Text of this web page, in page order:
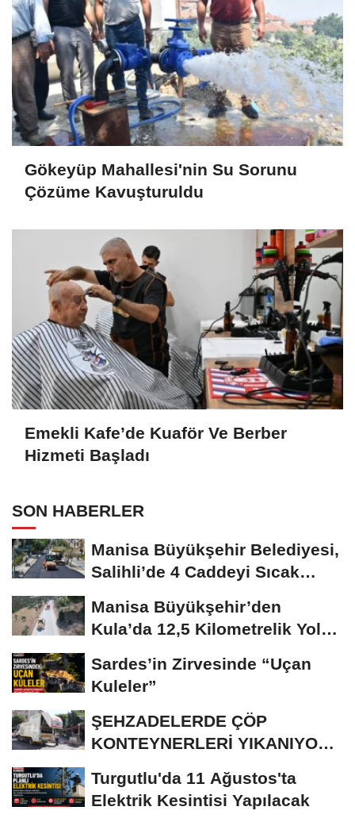
Gökeyüp Mahallesi'nin Su Sorunu
Çözüme Kavuşturuldu
Emekli Kafe’de Kuaför Ve Berber
Hizmeti Başladı
SON HABERLER
Manisa Büyükşehir Belediyesi,
Salihli’de 4 Caddeyi Sıcak
Manisa Büyükşehir’den
Kula’da 12,5 Kilometrelik Yol
Sardes’in Zirvesinde “Uçan
Kuleler”
ŞEHZADELERDE ÇÖP
KONTEYNERLERİ YIKANIYOR
Turgutlu'da 11 Ağustos'ta
Elektrik Kesintisi Yapılacak